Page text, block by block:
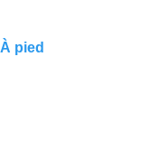
À pied